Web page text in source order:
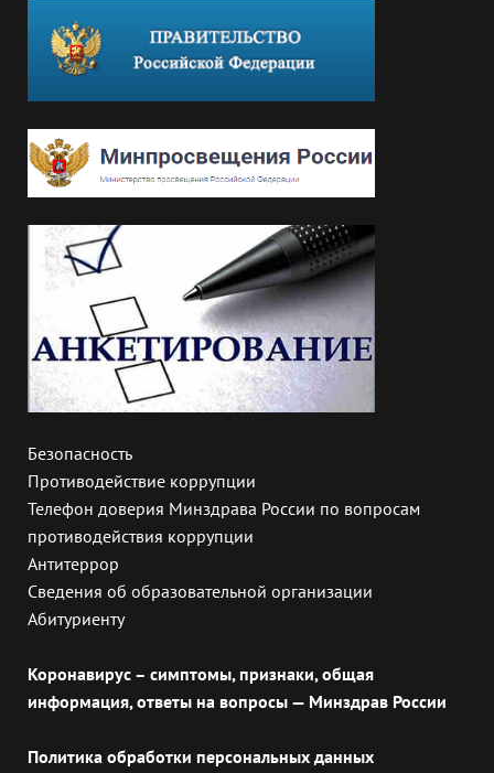
Безопасность
Противодействие коррупции
Телефон доверия Минздрава России по вопросам
противодействия коррупции
Антитеррор
Сведения об образовательной организации
Абитуриенту
Коронавирус – симптомы, признаки, общая
информация, ответы на вопросы — Минздрав России
Политика обработки персональных данных